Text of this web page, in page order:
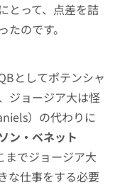
とって、点差を詰
のです。
としてポテンシャ
ジョージア大は怪
）の代わりに
ン・ベネット
までジョージア大
な仕事をする必要